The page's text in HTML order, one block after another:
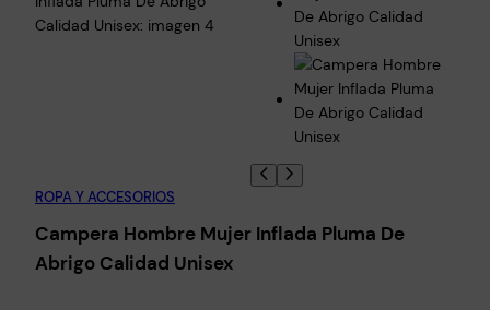
ROPA Y ACCESORIOS
Campera Hombre Mujer Inflada Pluma De
Abrigo Calidad Unisex